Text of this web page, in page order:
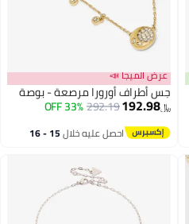
عرض الميجا 📣
جس أطراف أورورا مرصعة - بوصة
﷼‏192.98
292.19
33% OFF
احصل عليه خلال 15 - 16